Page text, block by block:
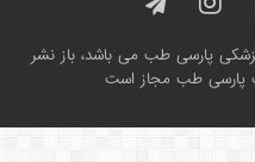
پارسی طب می باشد، باز نشر
پارسی طب مجاز است